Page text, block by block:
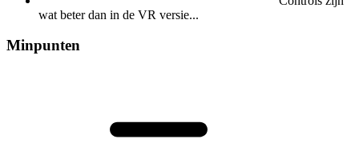
wat beter dan in de VR versie...
Minpunten